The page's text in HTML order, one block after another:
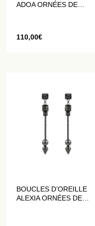
ADOA ORNÉES DE
110,00€
BOUCLES D’OREILLE
ALEXIA ORNÉES DE